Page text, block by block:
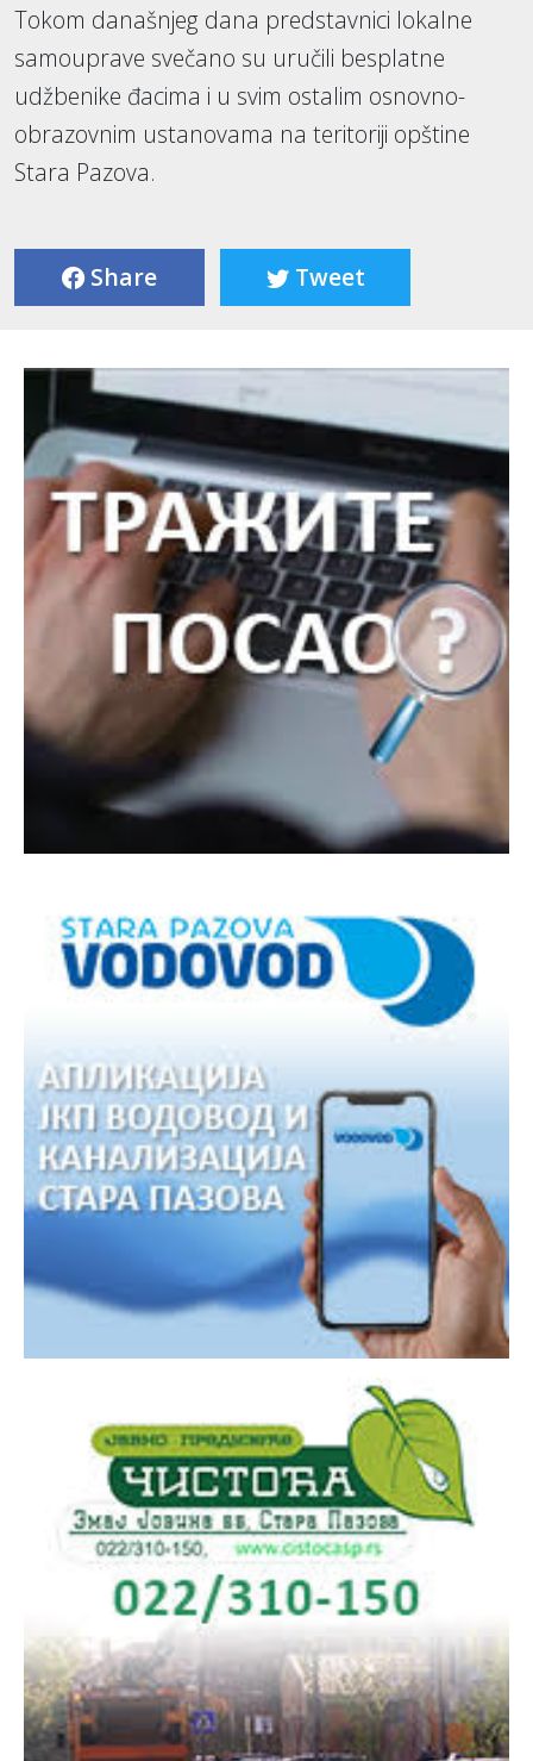
Tokom današnjeg dana predstavnici lokalne
samouprave svečano su uručili besplatne
udžbenike đacima i u svim ostalim osnovno-
obrazovnim ustanovama na teritoriji opštine
Stara Pazova.
Share Tweet